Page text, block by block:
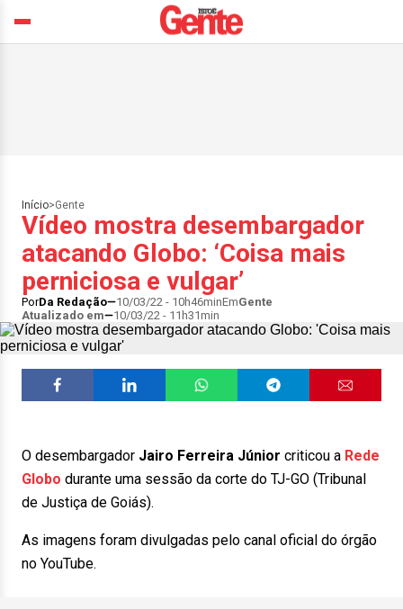
Início>Gente
Vídeo mostra desembargador
atacando Globo: ‘Coisa mais
perniciosa e vulgar’
PorDa Redação 10/03/22 - 10h46minEmGente
Atualizado em
10/03/22 - 11h31min
O desembargador Jairo Ferreira Júnior criticou a Rede
Globo durante uma sessão da corte do TJ-GO (Tribunal
de Justiça de Goiás).
As imagens foram divulgadas pelo canal oficial do órgão
no YouTube.